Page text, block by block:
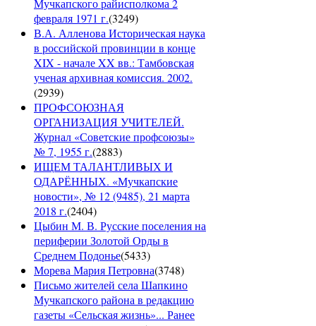
Мучкапского райисполкома 2
февраля 1971 г.(3249)
В.А. Алленова Историческая наука
в российской провинции в конце
XIX - начале XX вв.: Тамбовская
ученая архивная комиссия. 2002.
(2939)
ПРОФСОЮЗНАЯ
ОРГАНИЗАЦИЯ УЧИТЕЛЕЙ.
Журнал «Советские профсоюзы»
№ 7, 1955 г.(2883)
ИЩЕМ ТАЛАНТЛИВЫХ И
ОДАРЁННЫХ. «Мучкапские
новости», № 12 (9485), 21 марта
2018 г.(2404)
Цыбин М. В. Русские поселения на
периферии Золотой Орды в
Среднем Подонье(5433)
Морева Мария Петровна(3748)
Письмо жителей села Шапкино
Мучкапского района в редакцию
газеты «Сельская жизнь»... Ранее